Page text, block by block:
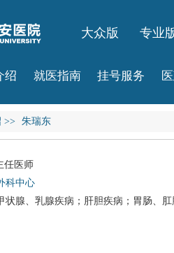
大众版 专业
绍 就医指南 挂号服务
>> 朱瑞东
任医师
科中心
状腺、乳腺疾病；肝胆疾病；胃肠、